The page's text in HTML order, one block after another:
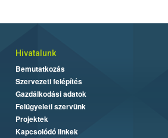
Hivatalunk
Bemutatkozás
Szervezeti felépítés
Gazdálkodási adatok
Felügyeleti szervünk
Projektek
Kapcsolódó linkek